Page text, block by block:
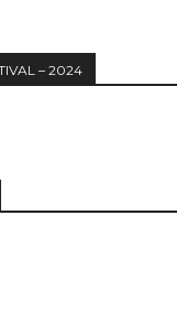
– 2024